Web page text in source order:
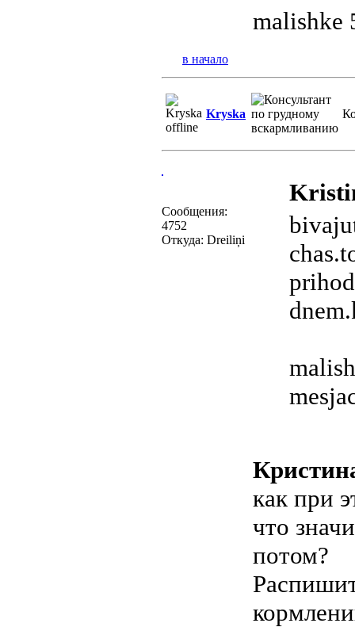
malishke
в начало
Kryska
Сообщения:
4752
Откуда: Dreiliņi
как при
что
потом?